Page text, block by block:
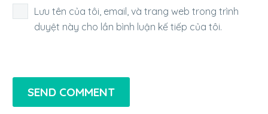
Lưu tên của tôi, email, và trang web trong trình
duyệt này cho lần bình luận kế tiếp của tôi.
SEND COMMENT